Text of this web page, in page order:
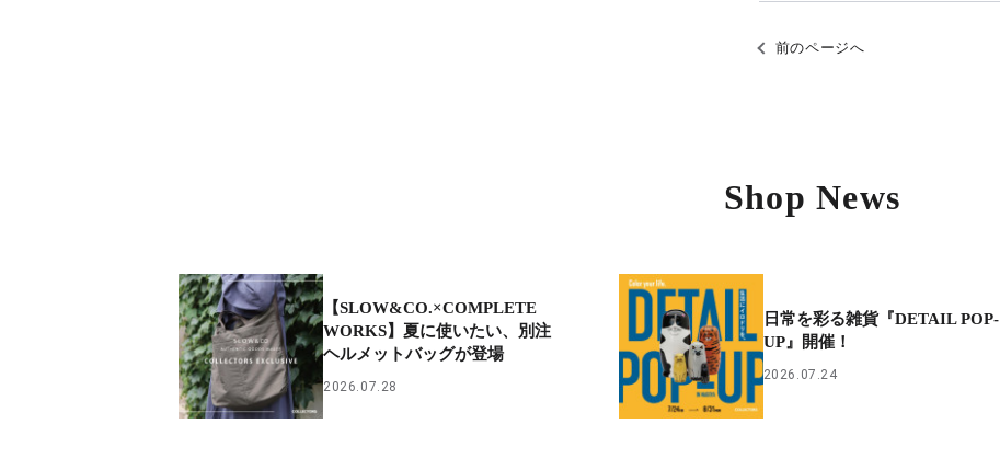
前のページへ
Shop News
【SLOW&CO.×COMPLETE
WORKS】夏に使いたい、別注
ヘルメットバッグが登場
2026.07.28
日常を彩る雑貨『DETAIL POP-
UP』開催！
2026.07.24